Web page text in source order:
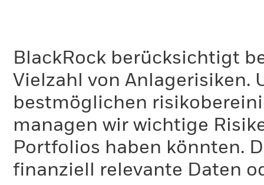
BlackRock berücksichtigt
Vielzahl von Anlagerisiken.
bestmöglichen
managen wir wichtige
Portfolios haben könnten.
finanziell relevante Daten